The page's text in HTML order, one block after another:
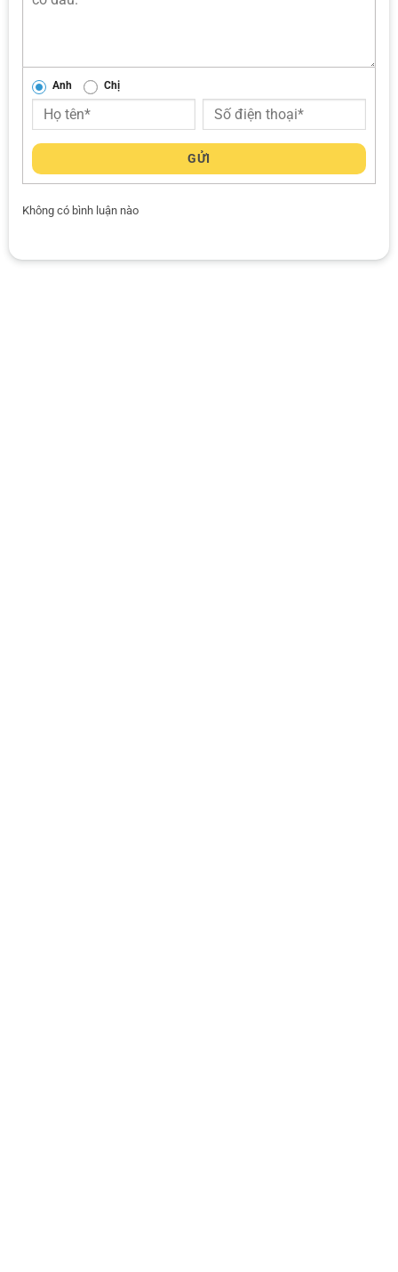
Anh Chị
GỬI
Không có bình luận nào